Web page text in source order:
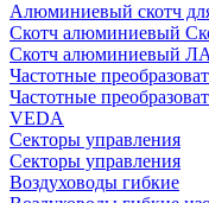
Алюминиевый скотч
Скотч алюминиевый
Скотч алюминиевый
Частотные
Частотные
VEDA
Секторы управления
Секторы управления
Воздуховоды гибкие